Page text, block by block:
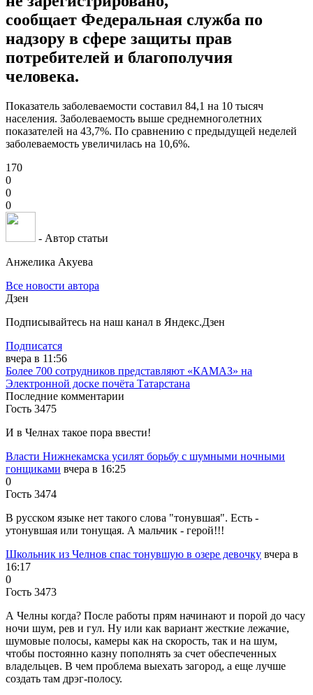
сообщает Федеральная служба по
надзору в сфере защиты прав
потребителей и благополучия
человека.
Показатель заболеваемости составил 84,1 на 10 тысяч
населения. Заболеваемость выше среднемноголетних
показателей на 43,7%. По сравнению с предыдущей неделей
заболеваемость увеличилась на 10,6%.
170
0
0
0
- Автор статьи
Анжелика Акуева
Все новости автора
Дзен
Подписывайтесь на наш канал в Яндекс.Дзен
Подписатся
вчера в 11:56
Более 700 сотрудников представляют «КАМАЗ» на
Электронной доске почёта Татарстана
Последние комментарии
Гость 3475
И в Челнах такое пора ввести!
Власти Нижнекамска усилят борьбу с шумными ночными
гонщиками вчера в 16:25
0
Гость 3474
В русском языке нет такого слова "тонувшая". Есть -
утонувшая или тонущая. А мальчик - герой!!!
Школьник из Челнов спас тонувшую в озере девочку вчера в
16:17
0
Гость 3473
А Челны когда? После работы прям начинают и порой до часу
ночи шум, рев и гул. Ну или как вариант жесткие лежачие,
шумовые полосы, камеры как на скорость, так и на шум,
чтобы постоянно казну пополнять за счет обеспеченных
владельцев. В чем проблема выехать загород, а еще лучше
создать там дрэг-полосу.